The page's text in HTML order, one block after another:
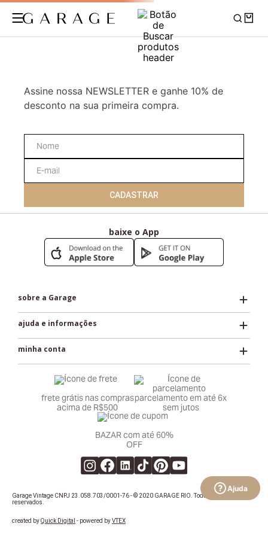
Ajuda
Assine nossa NEWSLETTER e ganhe 10% de
desconto na sua primeira compra.
CADASTRAR
baixe o App
sobre a Garage
ajuda e informações
minha conta
frete grátis nas compras
acima de R$500
parcelamento em até 6x
sem jutos
BAZAR com até 60%
OFF
Garage Vintage CNPJ 23.058.703/0001-76 - © 2020 GARAGE RIO. Todos os direitos
reservados.
created byQuick Digital - powered byVTEX